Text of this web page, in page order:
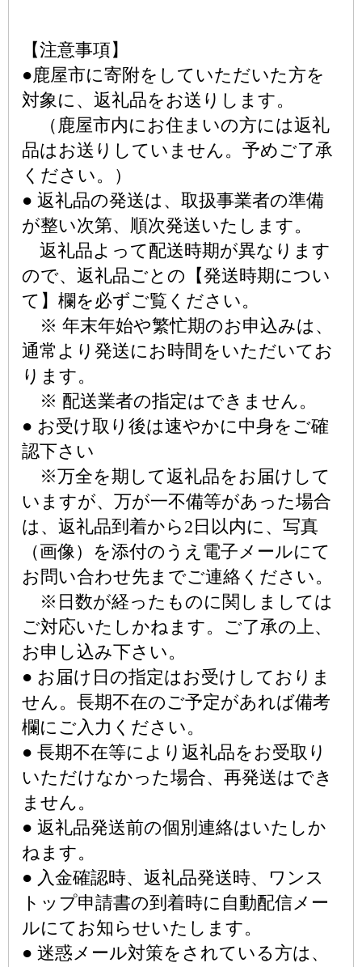
【注意事項】
●鹿屋市に寄附をしていただいた方を
対象に、返礼品をお送りします。
（鹿屋市内にお住まいの方には返礼
品はお送りしていません。予めご了承
ください。）
● 返礼品の発送は、取扱事業者の準備
が整い次第、順次発送いたします。
返礼品よって配送時期が異なります
ので、返礼品ごとの【発送時期につい
て】欄を必ずご覧ください。
※ 年末年始や繁忙期のお申込みは、
通常より発送にお時間をいただいてお
ります。
※ 配送業者の指定はできません。
● お受け取り後は速やかに中身をご確
認下さい
※万全を期して返礼品をお届けして
いますが、万が一不備等があった場合
は、返礼品到着から2日以内に、写真
（画像）を添付のうえ電子メールにて
お問い合わせ先までご連絡ください。
※日数が経ったものに関しましては
ご対応いたしかねます。ご了承の上、
お申し込み下さい。
● お届け日の指定はお受けしておりま
せん。長期不在のご予定があれば備考
欄にご入力ください。
● 長期不在等により返礼品をお受取り
いただけなかった場合、再発送はでき
ません。
● 返礼品発送前の個別連絡はいたしか
ねます。
● 入金確認時、返礼品発送時、ワンス
トップ申請書の到着時に自動配信メー
ルにてお知らせいたします。
● 迷惑メール対策をされている方は、